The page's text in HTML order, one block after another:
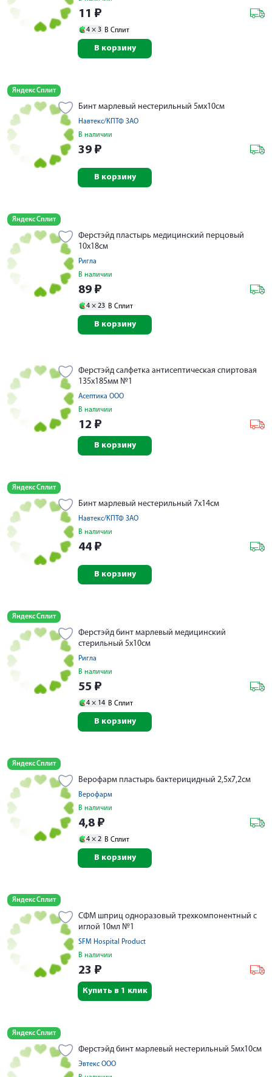
11 ₽
4 × 3 В Сплит
В корзину
Яндекс Сплит
Бинт марлевый нестерильный 5мх10см
Навтекс/КПТФ ЗАО
В наличии
39 ₽
В корзину
Яндекс Сплит
Ферстэйд пластырь медицинский перцовый
10х18см
Ригла
В наличии
89 ₽
4 × 23 В Сплит
В корзину
Ферстэйд салфетка антисептическая спиртовая
135х185мм №1
Асептика ООО
В наличии
12 ₽
В корзину
Яндекс Сплит
Бинт марлевый нестерильный 7х14см
Навтекс/КПТФ ЗАО
В наличии
44 ₽
В корзину
Яндекс Сплит
Ферстэйд бинт марлевый медицинский
стерильный 5х10см
Ригла
В наличии
55 ₽
4 × 14 В Сплит
В корзину
Яндекс Сплит
Верофарм пластырь бактерицидный 2,5х7,2см
Верофарм
В наличии
4,8 ₽
4 × 2 В Сплит
В корзину
Яндекс Сплит
СФМ шприц одноразовый трехкомпонентный с
иглой 10мл №1
SFM Hospital Product
В наличии
23 ₽
Купить в 1 клик
Яндекс Сплит
Ферстэйд бинт марлевый нестерильный 5мх10см
Эвтекс ООО